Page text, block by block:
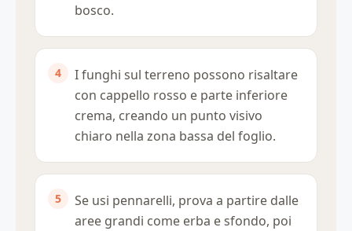
bosco.
I funghi sul terreno possono risaltare
con cappello rosso e parte inferiore
crema, creando un punto visivo
chiaro nella zona bassa del foglio.
Se usi pennarelli, prova a partire dalle
aree grandi come erba e sfondo, poi